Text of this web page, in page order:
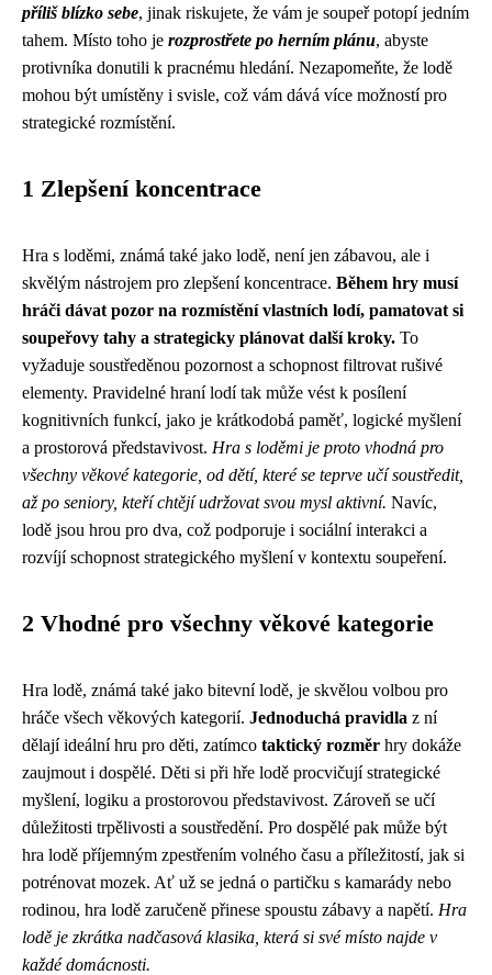
příliš blízko sebe, jinak riskujete, že vám je soupeř potopí jedním
tahem. Místo toho je rozprostřete po herním plánu, abyste
protivníka donutili k pracnému hledání. Nezapomeňte, že lodě
mohou být umístěny i svisle, což vám dává více možností pro
strategické rozmístění.
1 Zlepšení koncentrace
Hra s loděmi, známá také jako lodě, není jen zábavou, ale i
skvělým nástrojem pro zlepšení koncentrace. Během hry musí
hráči dávat pozor na rozmístění vlastních lodí, pamatovat si
soupeřovy tahy a strategicky plánovat další kroky. To
vyžaduje soustředěnou pozornost a schopnost filtrovat rušivé
elementy. Pravidelné hraní lodí tak může vést k posílení
kognitivních funkcí, jako je krátkodobá paměť, logické myšlení
a prostorová představivost. Hra s loděmi je proto vhodná pro
všechny věkové kategorie, od dětí, které se teprve učí soustředit,
až po seniory, kteří chtějí udržovat svou mysl aktivní. Navíc,
lodě jsou hrou pro dva, což podporuje i sociální interakci a
rozvíjí schopnost strategického myšlení v kontextu soupeření.
2 Vhodné pro všechny věkové kategorie
Hra lodě, známá také jako bitevní lodě, je skvělou volbou pro
hráče všech věkových kategorií. Jednoduchá pravidla z ní
dělají ideální hru pro děti, zatímco taktický rozměr hry dokáže
zaujmout i dospělé. Děti si při hře lodě procvičují strategické
myšlení, logiku a prostorovou představivost. Zároveň se učí
důležitosti trpělivosti a soustředění. Pro dospělé pak může být
hra lodě příjemným zpestřením volného času a příležitostí, jak si
potrénovat mozek. Ať už se jedná o partičku s kamarády nebo
rodinou, hra lodě zaručeně přinese spoustu zábavy a napětí. Hra
lodě je zkrátka nadčasová klasika, která si své místo najde v
každé domácnosti.